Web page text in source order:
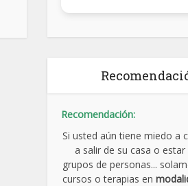
Recomendación:
Si usted aún tiene miedo a
a salir de su casa o estar
grupos de personas...
cursos o terapias en